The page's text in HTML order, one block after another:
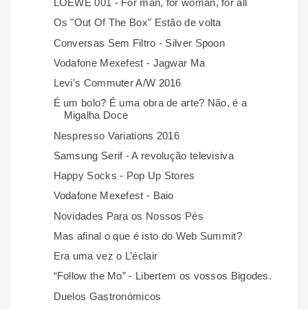
LOEWE 001 - For man, for woman, for all
Os "Out Of The Box" Estão de volta
Conversas Sem Filtro - Silver Spoon
Vodafone Mexefest - Jagwar Ma
Levi's Commuter A/W 2016
É um bolo? É uma obra de arte? Não, é a
Migalha Doce
Nespresso Variations 2016
Samsung Serif - A revolução televisiva
Happy Socks - Pop Up Stores
Vodafone Mexefest - Baio
Novidades Para os Nossos Pés
Mas afinal o que é isto do Web Summit?
Era uma vez o L’éclair
“Follow the Mo” - Libertem os vossos Bigodes.
Duelos Gastronómicos